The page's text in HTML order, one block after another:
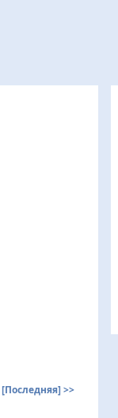
[Последняя] >>